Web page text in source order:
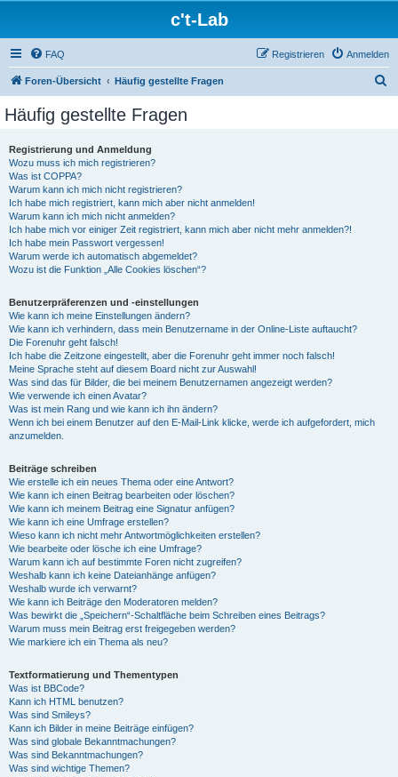
c't-Lab
FAQ Anmelden
Registrieren
Foren-Übersicht Häufig gestellte Fragen
Häufig gestellte Fragen
Registrierung und Anmeldung
Wozu muss ich mich registrieren?
Was ist COPPA?
Warum kann ich mich nicht registrieren?
Ich habe mich registriert, kann mich aber nicht anmelden!
Warum kann ich mich nicht anmelden?
Ich habe mich vor einiger Zeit registriert, kann mich aber nicht mehr anmelden?!
Ich habe mein Passwort vergessen!
Warum werde ich automatisch abgemeldet?
Wozu ist die Funktion „Alle Cookies löschen“?
Benutzerpräferenzen und -einstellungen
Wie kann ich meine Einstellungen ändern?
Wie kann ich verhindern, dass mein Benutzername in der Online-Liste auftaucht?
Die Forenuhr geht falsch!
Ich habe die Zeitzone eingestellt, aber die Forenuhr geht immer noch falsch!
Meine Sprache steht auf diesem Board nicht zur Auswahl!
Was sind das für Bilder, die bei meinem Benutzernamen angezeigt werden?
Wie verwende ich einen Avatar?
Was ist mein Rang und wie kann ich ihn ändern?
Wenn ich bei einem Benutzer auf den E-Mail-Link klicke, werde ich aufgefordert, mich
anzumelden.
Beiträge schreiben
Wie erstelle ich ein neues Thema oder eine Antwort?
Wie kann ich einen Beitrag bearbeiten oder löschen?
Wie kann ich meinem Beitrag eine Signatur anfügen?
Wie kann ich eine Umfrage erstellen?
Wieso kann ich nicht mehr Antwortmöglichkeiten erstellen?
Wie bearbeite oder lösche ich eine Umfrage?
Warum kann ich auf bestimmte Foren nicht zugreifen?
Weshalb kann ich keine Dateianhänge anfügen?
Weshalb wurde ich verwarnt?
Wie kann ich Beiträge den Moderatoren melden?
Was bewirkt die „Speichern“-Schaltfläche beim Schreiben eines Beitrags?
Warum muss mein Beitrag erst freigegeben werden?
Wie markiere ich ein Thema als neu?
Textformatierung und Thementypen
Was ist BBCode?
Kann ich HTML benutzen?
Was sind Smileys?
Kann ich Bilder in meine Beiträge einfügen?
Was sind globale Bekanntmachungen?
Was sind Bekanntmachungen?
Was sind wichtige Themen?